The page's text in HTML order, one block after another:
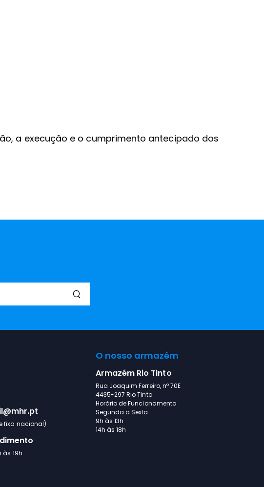
a execução e o cumprimento antecipado dos
fixa nacional)
às 19h
O nosso armazém
Armazém Rio Tinto
Rua Joaquim Ferreiro, nº 70E
4435-297 Rio Tinto
Horário de Funcionamento
Segunda a Sexta
9h às 13h
14h às 18h